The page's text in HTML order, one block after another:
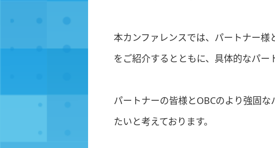
本カンファレンスでは、パートナー様
をご紹介するとともに、具体的なパー
パートナーの皆様とOBCのより強固
たいと考えております。